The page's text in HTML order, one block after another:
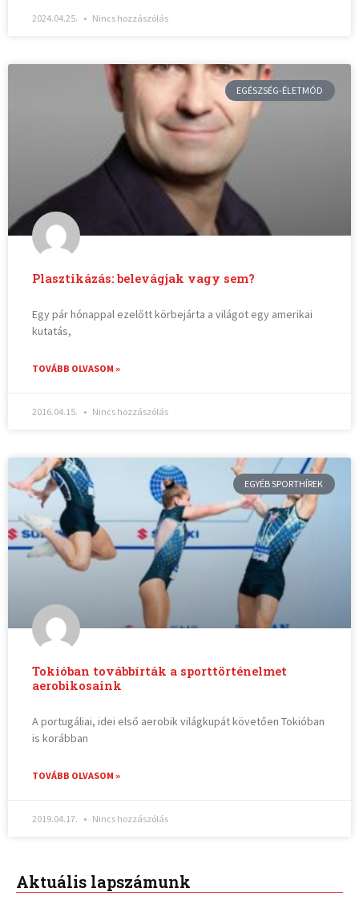
2024.04.25. Nincs hozzászólás
EGÉSZSÉG-ÉLETMÓD
Plasztikázás: belevágjak vagy sem?
Egy pár hónappal ezelőtt körbejárta a világot egy amerikai
kutatás,
TOVÁBB OLVASOM »
2016.04.15. Nincs hozzászólás
EGYÉB SPORTHÍREK
Tokióban továbbírták a sporttörténelmet
aerobikosaink
A portugáliai, idei első aerobik világkupát követően Tokióban
is korábban
TOVÁBB OLVASOM »
2019.04.17. Nincs hozzászólás
Aktuális lapszámunk